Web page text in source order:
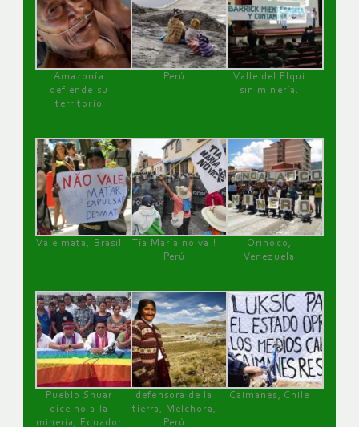
Amazonía
defiende su
territorio
Perú
Valle del Elqui
sin minería.
Vale mata, Brasil
Tía María no va !
Perú
Orinoco,
Venezuela
Pueblo Shuar
dice no a la
minería, Ecuador
defensora de la
tierra, Melchora,
Perú
Caimanes, Chile